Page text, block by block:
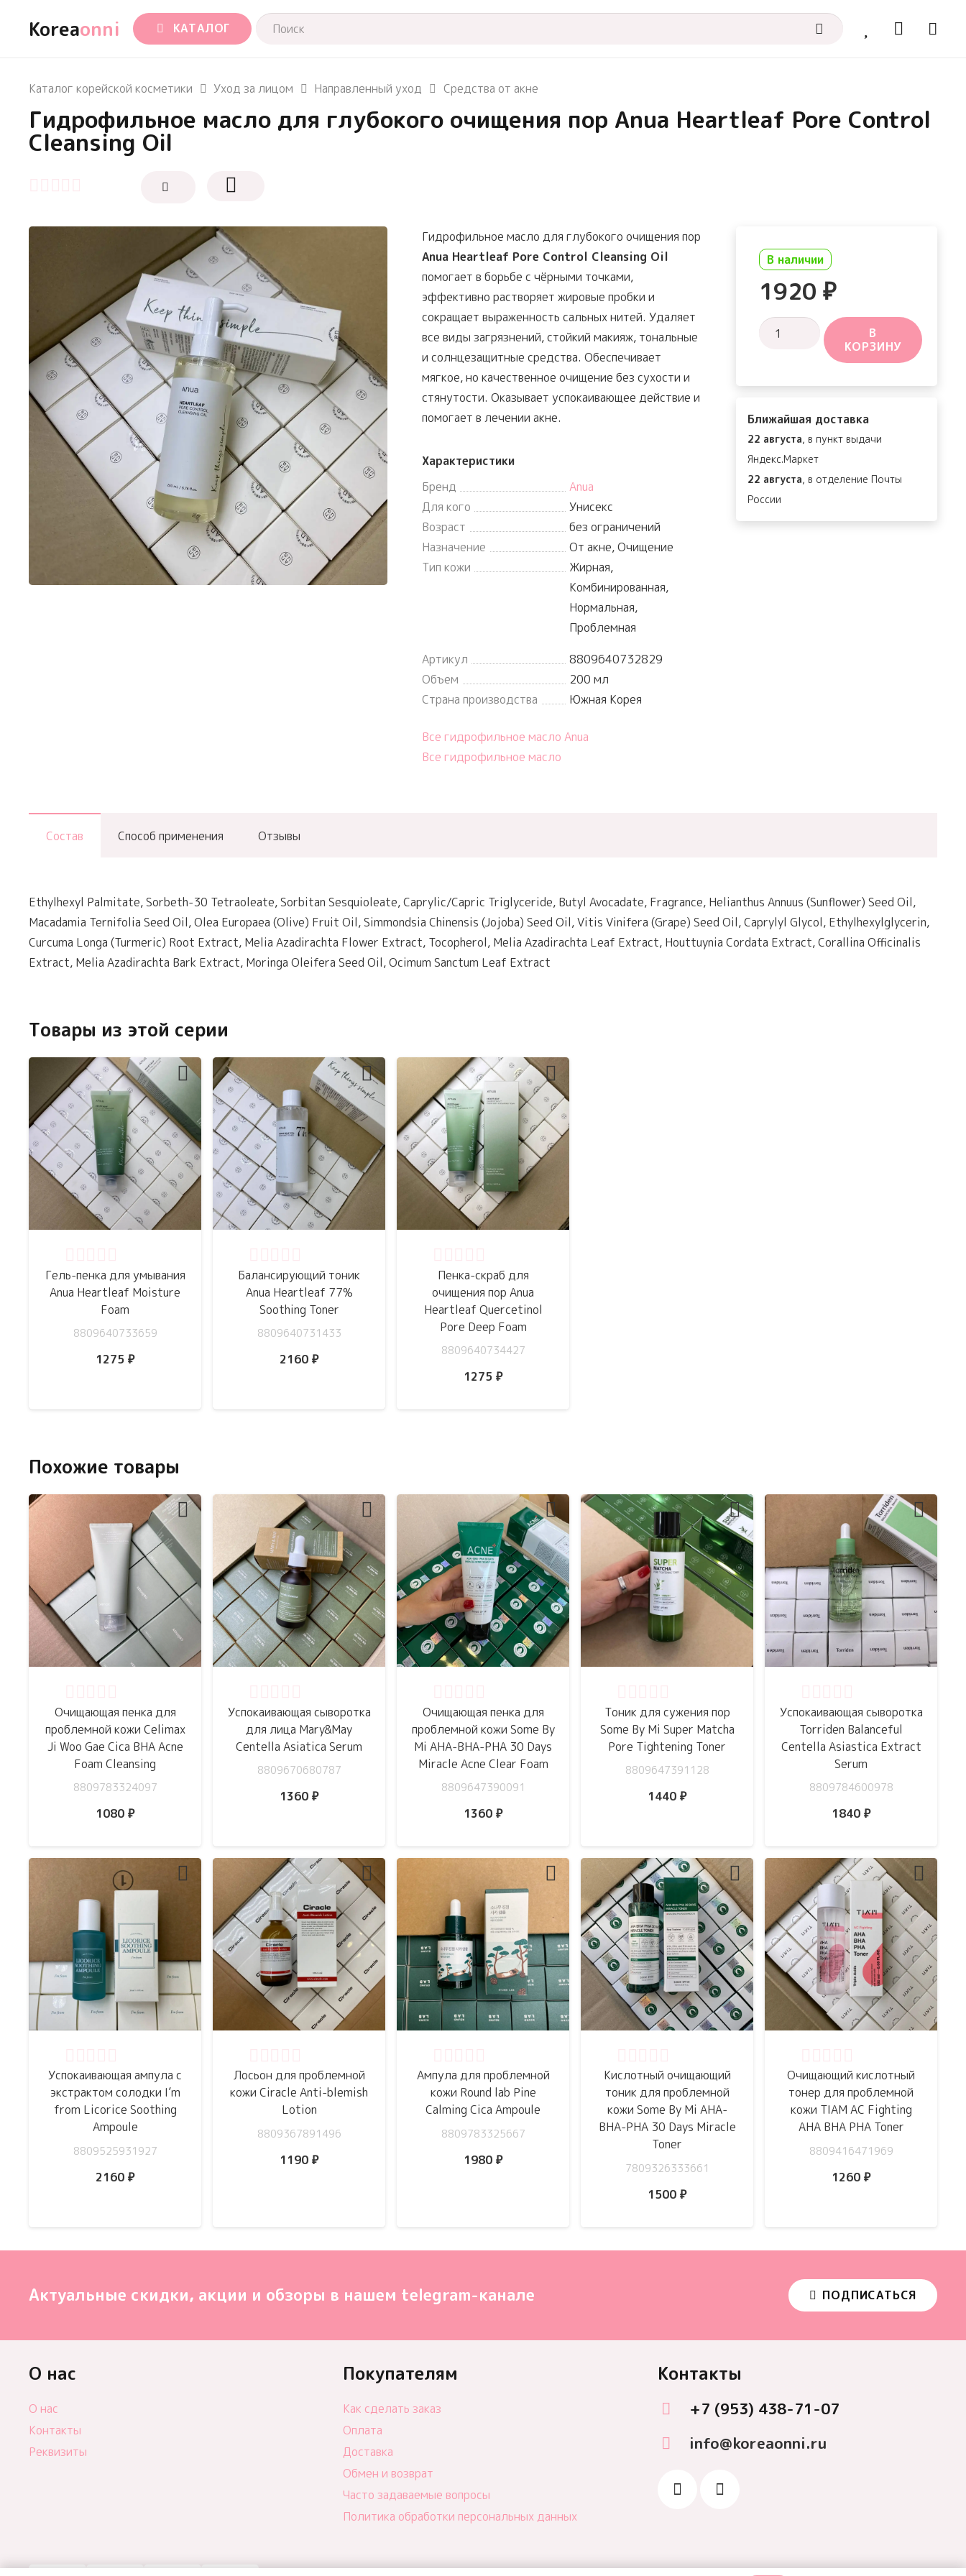
Koreaonni КАТАЛОГ
Каталог корейской косметики Уход за лицом Направленный уход Средства от акне
Гидрофильное масло для глубокого очищения пор Anua Heartleaf Pore Control
Cleansing Oil
Гидрофильное масло для глубокого очищения пор
Anua Heartleaf Pore Control Cleansing Oil
помогает в борьбе с чёрными точками,
эффективно растворяет жировые пробки и
сокращает выраженность сальных нитей. Удаляет
все виды загрязнений, стойкий макияж, тональные
и солнцезащитные средства. Обеспечивает
мягкое, но качественное очищение без сухости и
стянутости. Оказывает успокаивающее действие и
помогает в лечении акне.
Характеристики
Бренд
Anua
Для кого
Унисекс
Возраст
без ограничений
Назначение
От акне, Очищение
Тип кожи
Жирная,
Комбинированная,
Нормальная,
Проблемная
Артикул
8809640732829
Объем
200 мл
Страна производства
Южная Корея
Все гидрофильное масло Anua
Все гидрофильное масло
В наличии
1920 ₽
Количество
Pore
Cleansing
Oil
В
КОРЗИНУ
Ближайшая доставка
22 августа, в пункт выдачи
Яндекс.Маркет
22 августа, в отделение Почты
России
Состав Способ применения Отзывы
Ethylhexyl Palmitate, Sorbeth-30 Tetraoleate, Sorbitan Sesquioleate, Caprylic/Capric Triglyceride, Butyl Avocadate, Fragrance, Helianthus Annuus (Sunflower) Seed Oil,
Macadamia Ternifolia Seed Oil, Olea Europaea (Olive) Fruit Oil, Simmondsia Chinensis (Jojoba) Seed Oil, Vitis Vinifera (Grape) Seed Oil, Caprylyl Glycol, Ethylhexylglycerin,
Curcuma Longa (Turmeric) Root Extract, Melia Azadirachta Flower Extract, Tocopherol, Melia Azadirachta Leaf Extract, Houttuynia Cordata Extract, Corallina Officinalis
Extract, Melia Azadirachta Bark Extract, Moringa Oleifera Seed Oil, Ocimum Sanctum Leaf Extract
Товары из этой серии
Гель-пенка для умывания
Anua Heartleaf Moisture
Foam
8809640733659
1275 ₽
Балансирующий тоник
Anua Heartleaf 77%
Soothing Toner
8809640731433
2160 ₽
Пенка-скраб для
очищения пор Anua
Heartleaf Quercetinol
Pore Deep Foam
8809640734427
1275 ₽
Похожие товары
Очищающая пенка для
проблемной кожи Celimax
Ji Woo Gae Cica BHA Acne
Foam Cleansing
8809783324097
1080 ₽
Успокаивающая сыворотка
для лица Mary&May
Centella Asiatica Serum
8809670680787
1360 ₽
Очищающая пенка для
проблемной кожи Some By
Mi AHA-BHA-PHA 30 Days
Miracle Acne Clear Foam
8809647390091
1360 ₽
Тоник для сужения пор
Some By Mi Super Matcha
Pore Tightening Toner
8809647391128
1440 ₽
Успокаивающая сыворотка
Torriden Balanceful
Centella Asiastica Extract
Serum
8809784600978
1840 ₽
Успокаивающая ампула с
экстрактом солодки I’m
from Licorice Soothing
Ampoule
8809525931927
2160 ₽
Лосьон для проблемной
кожи Ciracle Anti-blemish
Lotion
8809367891496
1190 ₽
Ампула для проблемной
кожи Round lab Pine
Calming Cica Ampoule
8809783325667
1980 ₽
Кислотный очищающий
тоник для проблемной
кожи Some By Mi AHA-
BHA-PHA 30 Days Miracle
Toner
7809326333661
1500 ₽
Очищающий кислотный
тонер для проблемной
кожи TIAM AC Fighting
AHA BHA PHA Toner
8809416471969
1260 ₽
Актуальные скидки, акции и обзоры в нашем telegram-канале ПОДПИСАТЬСЯ
О нас
О нас
Контакты
Реквизиты
Покупателям
Как сделать заказ
Оплата
Доставка
Обмен и возврат
Часто задаваемые вопросы
Политика обработки персональных данных
Контакты
+7 (953) 438-71-07
info@koreaonni.ru